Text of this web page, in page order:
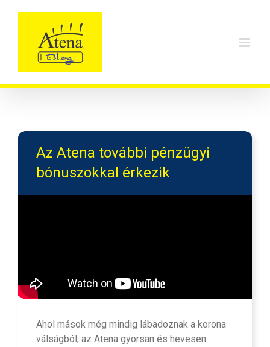
Az Atena további pénzügyi
bónuszokkal érkezik
Ahol mások még mindig lábadoznak a korona
válságból, az Atena gyorsan és hevesen